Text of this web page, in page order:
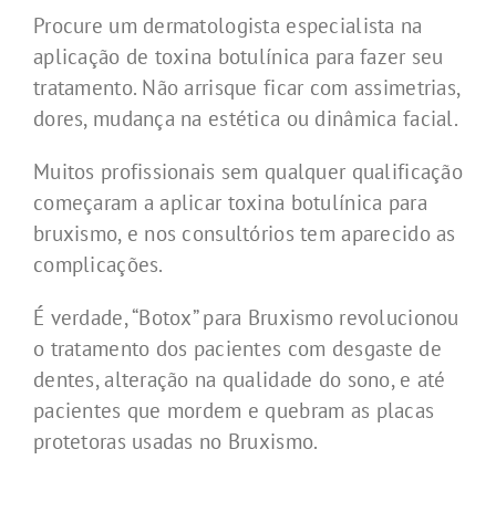
Procure um dermatologista especialista na
aplicação de toxina botulínica para fazer seu
tratamento. Não arrisque ficar com assimetrias,
dores, mudança na estética ou dinâmica facial.
Muitos profissionais sem qualquer qualificação
começaram a aplicar toxina botulínica para
bruxismo, e nos consultórios tem aparecido as
complicações.
É verdade, “Botox” para Bruxismo revolucionou
o tratamento dos pacientes com desgaste de
dentes, alteração na qualidade do sono, e até
pacientes que mordem e quebram as placas
protetoras usadas no Bruxismo.